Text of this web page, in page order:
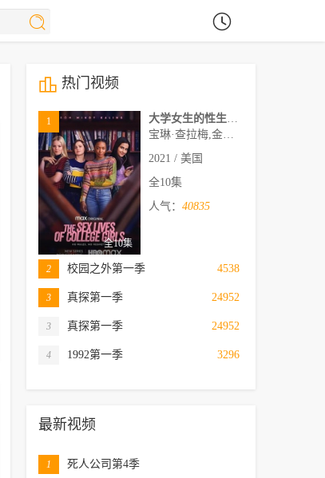
格雷格·格曼 梅·洪
热门视频
全10集
1
大学女生的性生活第一季
宝琳·查拉梅,金伯利·马图拉,米多莉·弗朗西斯,劳伦·斯宾瑟,史蒂芬·瓜里诺,卡维·拉德尼尔,马特·马洛伊,嘉文·莱特伍德,肯尼迪·利·斯洛克姆,马修·戈尔德,莱西·哈特塞尔,罗布·许贝尔,莱克斯·金,佩吉·陆,雪莉·谢波德,妮可·沙利文,吉利安·阿美娜特
2021 / 美国
全10集
人气：40835
2 校园之外第一季 4538
3 真探第一季 24952
3 真探第一季 24952
4 1992第一季 3296
最新视频
1 死人公司第4季